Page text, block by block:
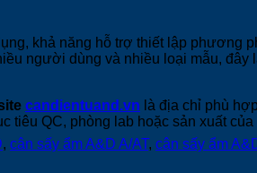
khả năng hỗ trợ thiết lập phương
người dùng và nhiều loại mẫu, đây
candientuand.vn là địa chỉ phù
tiêu QC, phòng lab hoặc sản xuất của
, cân sấy ẩm A&D A/AT, cân sấy ẩm